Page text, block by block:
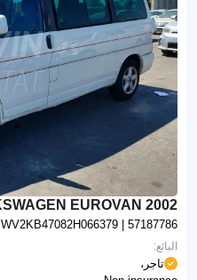
2002 VOLKSWAGEN EUROVAN
WV2KB47082H066379 | 57187786
البائع:
تاجر،